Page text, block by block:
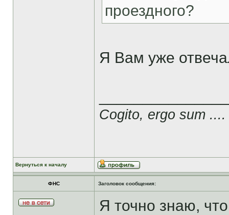
проездного?
Я Вам уже
Cogito, ergo sum ....
Вернуться к началу
ФНС Заголовок сообщения:
Я точно знаю,